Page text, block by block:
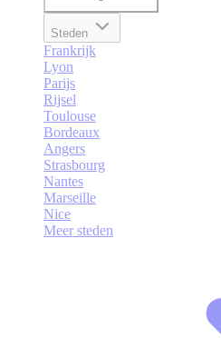
Steden
Frankrijk
Lyon
Parijs
Rijsel
Toulouse
Bordeaux
Angers
Strasbourg
Nantes
Marseille
Nice
Meer steden